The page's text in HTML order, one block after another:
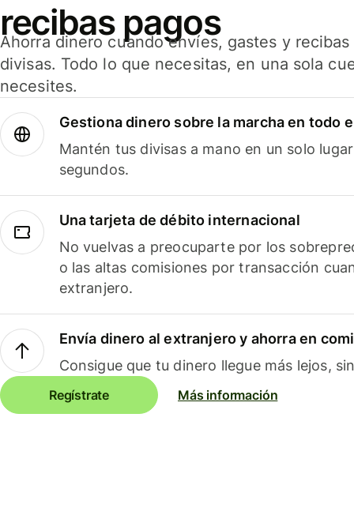
recibas pagos
Ahorra dinero cuando envíes, gastes y
divisas. Todo lo que necesitas, en una sola
necesites.
Gestiona dinero sobre la marcha en todo
Mantén tus divisas a mano en un solo
segundos.
Una tarjeta de débito internacional
No vuelvas a preocuparte por los
o las altas comisiones por transacción
extranjero.
Envía dinero al extranjero y ahorra en
Consigue que tu dinero llegue más lejos,
Regístrate Más información